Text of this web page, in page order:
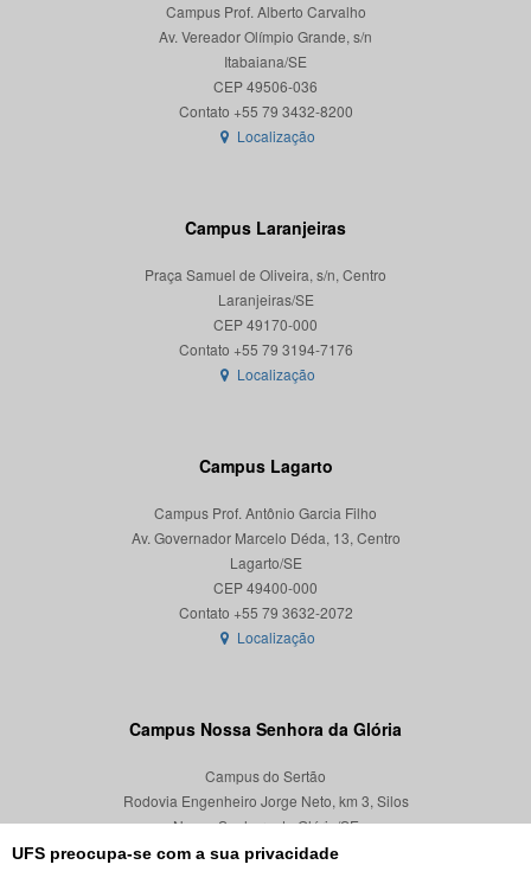
UFS preocupa-se com a sua privacidade
Campus Prof. Alberto Carvalho
Av. Vereador Olímpio Grande, s/n
Itabaiana/SE
CEP 49506-036
Localização
Campus Laranjeiras
Praça Samuel de Oliveira, s/n, Centro
Laranjeiras/SE
CEP 49170-000
Localização
Campus Lagarto
Campus Prof. Antônio Garcia Filho
Av. Governador Marcelo Déda, 13, Centro
Lagarto/SE
CEP 49400-000
Localização
Campus Nossa Senhora da Glória
Campus do Sertão
Rodovia Engenheiro Jorge Neto, km 3, Silos
Nossa Senhora da Glória/SE
CEP 49680-000